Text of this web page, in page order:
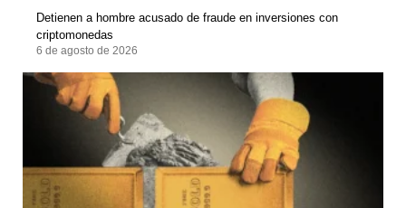
Detienen a hombre acusado de fraude en inversiones con
criptomonedas
6 de agosto de 2026